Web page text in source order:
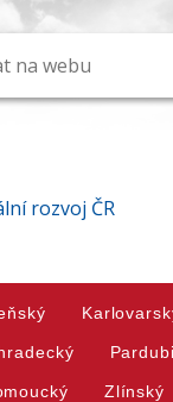
rozvoj ČR
Zlínský